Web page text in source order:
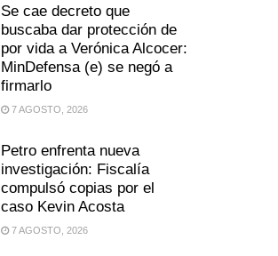
Se cae decreto que
buscaba dar protección de
por vida a Verónica Alcocer:
MinDefensa (e) se negó a
firmarlo
7 AGOSTO, 2026
Petro enfrenta nueva
investigación: Fiscalía
compulsó copias por el
caso Kevin Acosta
7 AGOSTO, 2026